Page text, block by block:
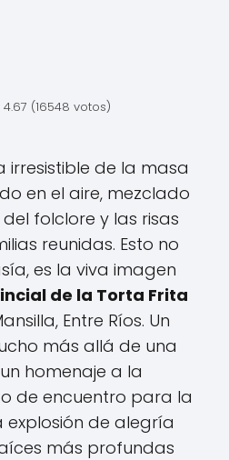
(16548 votos)
irresistible de la masa
en el aire, mezclado
folclore y las risas
reunidas. Esto no
es la viva imagen
de la Torta Frita
Entre Ríos. Un
más allá de una
homenaje a la
de encuentro para la
de alegría
más profundas